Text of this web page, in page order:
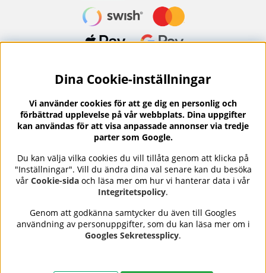
Nyhetsbrev?
I vårt nyhetsbrev får du ta del av nyheter och
erbjudanden.
Se våra omdömen på⭐ Trustpilot
Nails Body and Beautyerbjuder professionell hudvård,
nagellack och makeup från ledande varumärken som OPI,
Dina Cookie-inställningar
Vi använder cookies för att ge dig en personlig och
förbättrad upplevelse på vår webbplats. Dina uppgifter
kan användas för att visa anpassade annonser via tredje
parter som Google.
Du kan välja vilka cookies du vill tillåta genom att klicka på
"Inställningar". Vill du ändra dina val senare kan du besöka
vår Cookie-sida och läsa mer om hur vi hanterar data i vår
Integritetspolicy.
Genom att godkänna samtycker du även till Googles
användning av personuppgifter, som du kan läsa mer om i
Googles Sekretessplicy.